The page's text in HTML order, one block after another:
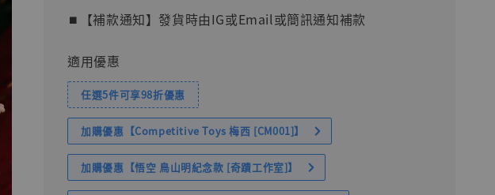
⏹︎【補款通知】發貨時由IG或Email或簡訊通知補款
適用優惠
任選5件可享98折優惠
加購優惠【Competitive Toys 梅西 [CM001]】
加購優惠【悟空 鳥山明紀念款 [奇蹟工作室]】